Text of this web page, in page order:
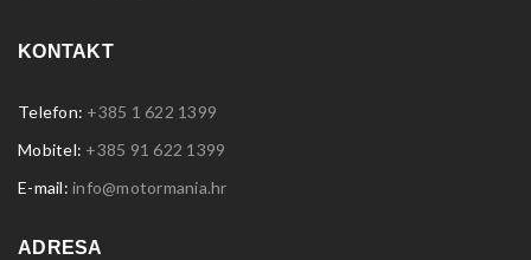
KONTAKT
Telefon: +385 1 622 1399
Mobitel: +385 91 622 1399
E-mail: info@motormania.hr
ADRESA